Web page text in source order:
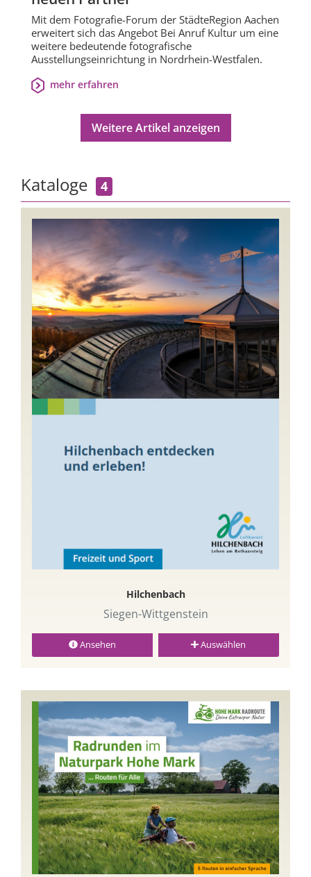
Mit dem Fotografie-Forum der StädteRegion Aachen
erweitert sich das Angebot Bei Anruf Kultur um eine
weitere bedeutende fotografische
Ausstellungseinrichtung in Nordrhein-Westfalen.
mehr erfahren
Weitere Artikel anzeigen
Kataloge 4
Hilchenbach
Siegen-Wittgenstein
Ansehen Auswählen